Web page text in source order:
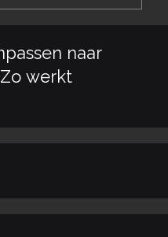
naar
werkt